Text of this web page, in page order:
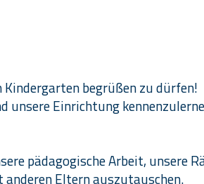
begrüßen zu dürfen!
unsere Einrichtung
pädagogische Arbeit,
Eltern auszutauschen.